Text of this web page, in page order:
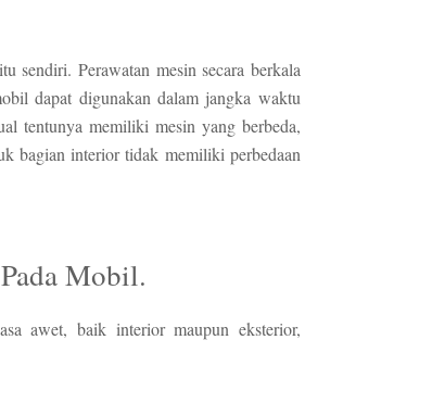
sendiri. Perawatan mesin secara berkala
dapat digunakan dalam jangka waktu
tentunya memiliki mesin yang berbeda,
bagian interior tidak memiliki perbedaan
Mobil.
awet, baik interior maupun eksterior,